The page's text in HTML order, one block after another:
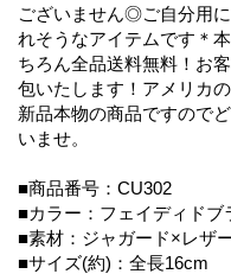
ございません◎ご自分用
れそうなアイテムです＊
ちろん全品送料無料！お
包いたします！アメリカ
新品本物の商品ですので
いませ。
■商品番号：CU302
■カラー：フェイディドブ
■素材：ジャガード×レザ
■サイズ(約)：全長16cm